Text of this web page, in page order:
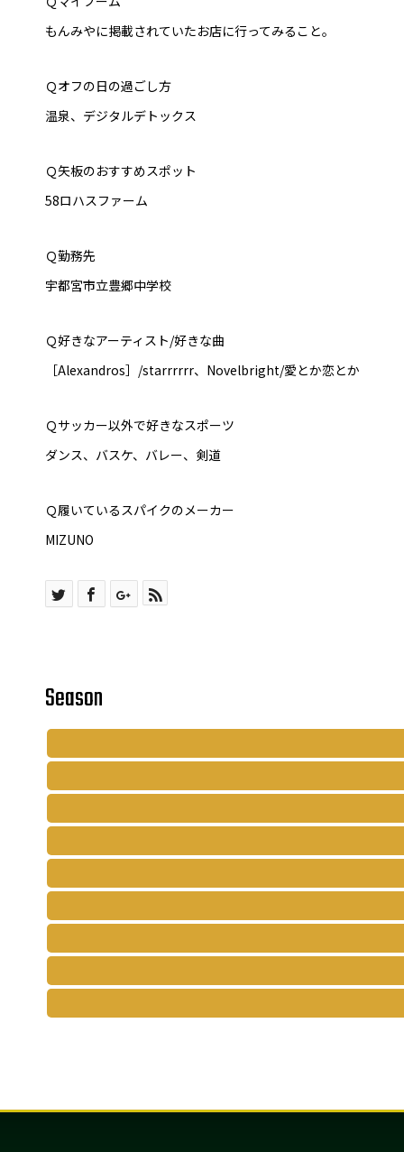
もんみやに掲載されていたお店に行ってみること。
Ｑオフの日の過ごし方
温泉、デジタルデトックス
Ｑ矢板のおすすめスポット
58ロハスファーム
Ｑ勤務先
宇都宮市立豊郷中学校
Ｑ好きなアーティスト/好きな曲
［Alexandros］/starrrrrr、Novelbright/愛とか恋とか
Ｑサッカー以外で好きなスポーツ
ダンス、バスケ、バレー、剣道
Ｑ履いているスパイクのメーカー
MIZUNO
Season